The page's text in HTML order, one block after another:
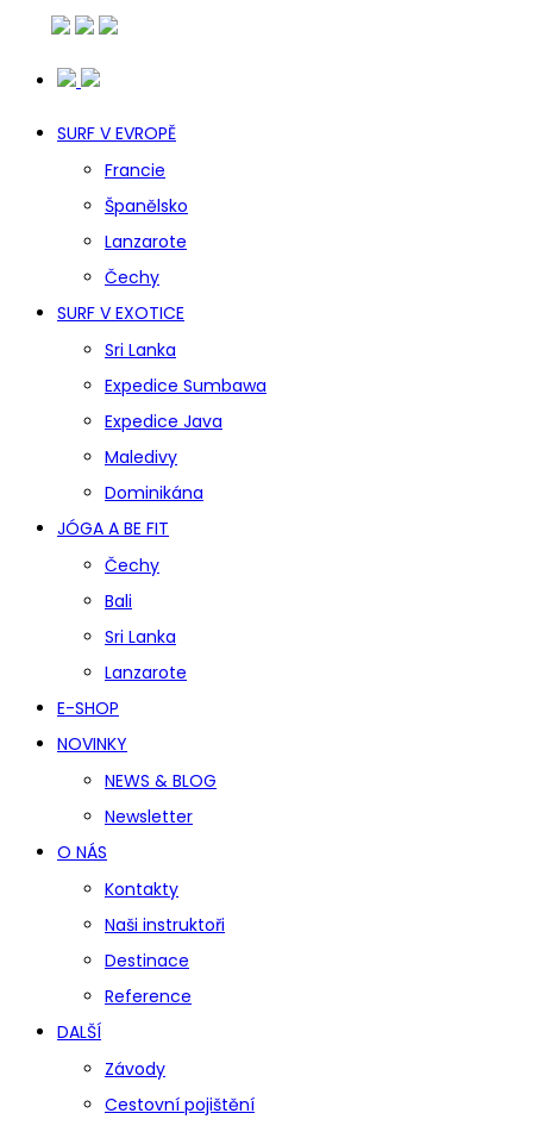
SURF V EVROPĚ
Francie
Španělsko
Lanzarote
Čechy
SURF V EXOTICE
Sri Lanka
Expedice Sumbawa
Expedice Java
Maledivy
Dominikána
JÓGA A BE FIT
Čechy
Bali
Sri Lanka
Lanzarote
E-SHOP
NOVINKY
NEWS & BLOG
Newsletter
O NÁS
Kontakty
Naši instruktoři
Destinace
Reference
DALŠÍ
Závody
Cestovní pojištění